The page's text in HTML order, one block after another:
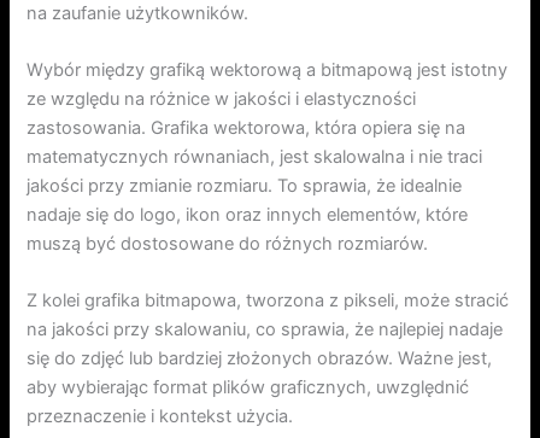
na zaufanie użytkowników.
Wybór między grafiką wektorową a bitmapową jest istotny
ze względu na różnice w jakości i elastyczności
zastosowania. Grafika wektorowa, która opiera się na
matematycznych równaniach, jest skalowalna i nie traci
jakości przy zmianie rozmiaru. To sprawia, że idealnie
nadaje się do logo, ikon oraz innych elementów, które
muszą być dostosowane do różnych rozmiarów.
Z kolei grafika bitmapowa, tworzona z pikseli, może stracić
na jakości przy skalowaniu, co sprawia, że najlepiej nadaje
się do zdjęć lub bardziej złożonych obrazów. Ważne jest,
aby wybierając format plików graficznych, uwzględnić
przeznaczenie i kontekst użycia.